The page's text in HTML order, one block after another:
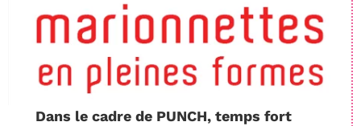
Dans le cadre de PUNCH, temps fort